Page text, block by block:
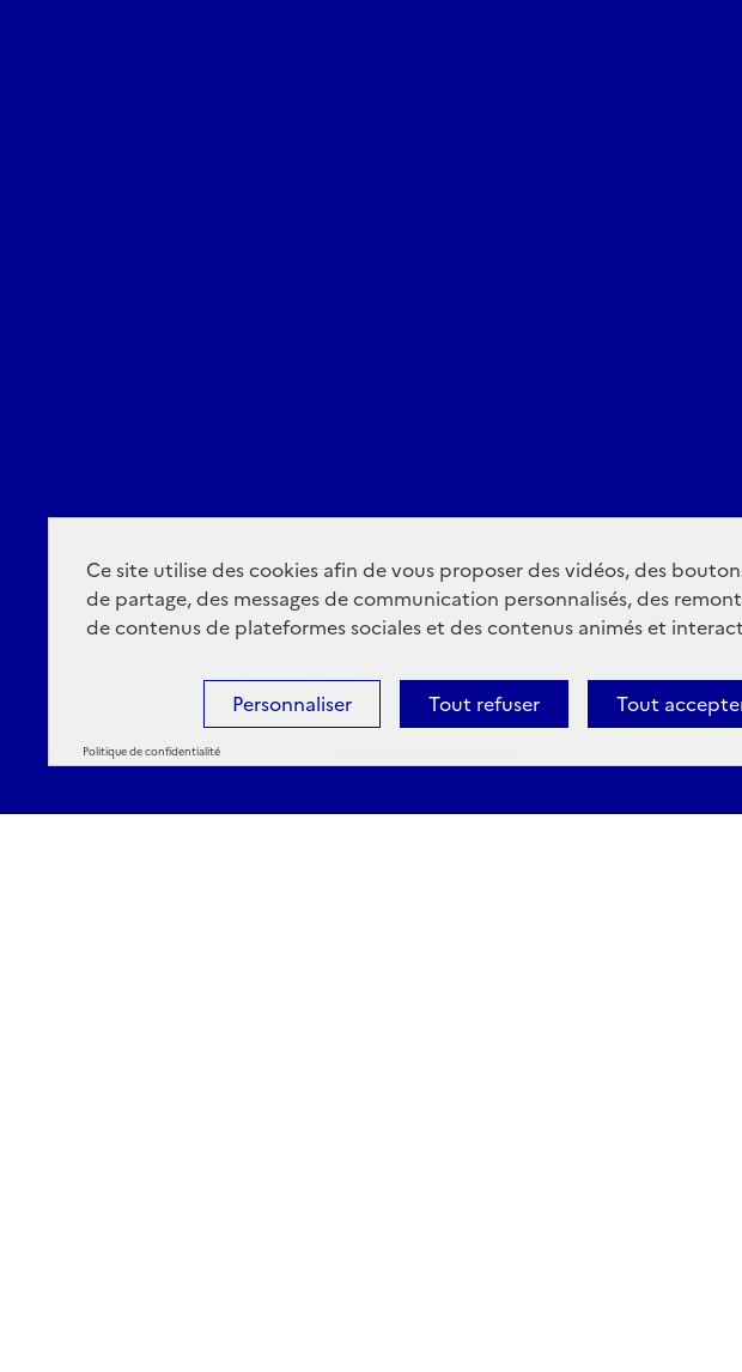
Ce site utilise des cookies afin de vous proposer des vidéos, des
de partage, des messages de communication personnalisés, des
de contenus de plateformes sociales et des contenus animés et
Tout
Tout refuser
Personnaliser
Politique de confidentialité